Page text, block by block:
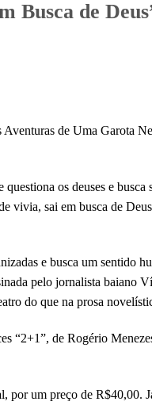
Busca de
de Uma Garota
os deuses e busca
vivia, sai em busca de
e busca um sentido
pelo jornalista baiano
do que na prosa
“2+1”, de Rogério
por um preço de R$40,00.